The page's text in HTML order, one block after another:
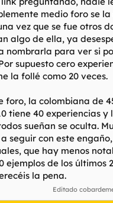
medio foro se
vez que se fue otros
algo de ella, ya
nombrarla para ver si
supuesto cero
la follé como 20 veces.
foro, la colombiana de
tiene 40 experiencias y
sueñan se oculta.
seguir con este
que hay menos
ejemplos de los últimos
la pena.
Editado